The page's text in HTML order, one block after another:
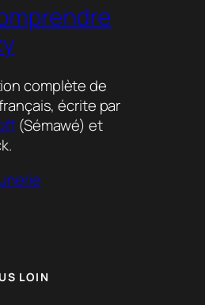
complète de
écrite par
(Sémawé) et
LOIN